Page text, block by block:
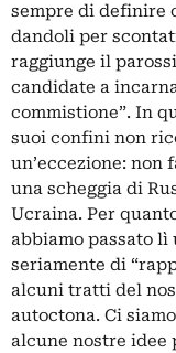
sempre di definire
dandoli per
raggiunge il
candidate a
commistione”. In
suoi confini non
un’eccezione: non
una scheggia di
Ucraina. Per
abbiamo passato
seriamente di
alcuni tratti del
autoctona. Ci
alcune nostre idee